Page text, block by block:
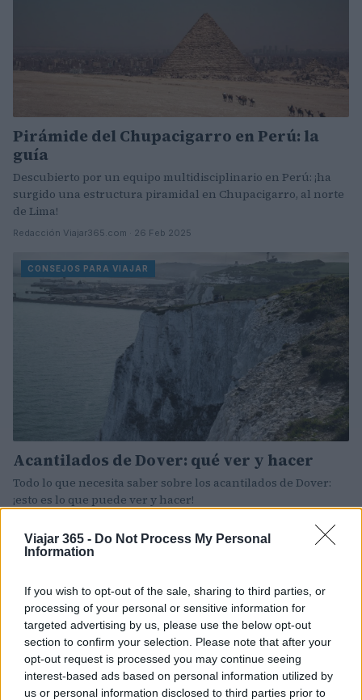
Viajar 365 - Do Not Process My Personal
Information
If you wish to opt-out of the sale, sharing to third parties, or
processing of your personal or sensitive information for
targeted advertising by us, please use the below opt-out
section to confirm your selection. Please note that after your
opt-out request is processed you may continue seeing
interest-based ads based on personal information utilized by
us or personal information disclosed to third parties prior to
Pirámide del Chupacigarro en Perú: la
guía
Descubierto por un equipo multidisciplinario en Perú: ¡ha
surgido una estructura piramidal en Chupacigarro, al norte
de Lima!
Redacción Viajar365.com · 26 Feb 2025
CONSEJOS PARA VIAJAR
Acantilados de Dover: qué ver y hacer
Todo lo que necesita saber sobre los acantilados de Dover:
¡esto es lo que puede ver y hacer!
CONSEJOS PARA VIAJAR